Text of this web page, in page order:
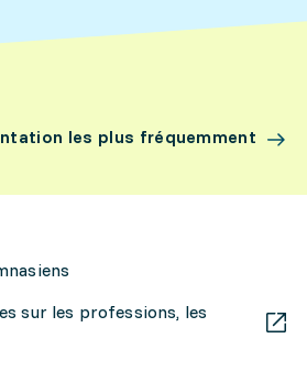
les plus fréquemment
sur les professions, les